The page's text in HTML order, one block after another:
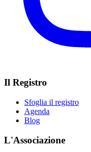
Il Registro
Sfoglia il registro
Agenda
Blog
L'Associazione